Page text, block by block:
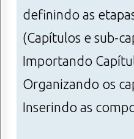
definindo as
(Capítulos e sub-
Importando
Organizando os
Inserindo as